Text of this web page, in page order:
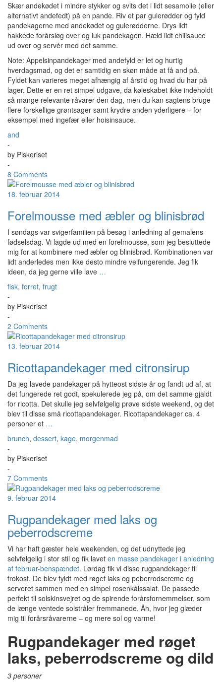
Skær andekødet i mindre stykker og svits det i lidt sesamolie (eller
alternativt andefedt) på en pande. Riv et par gulerødder og fyld
pandekagerne med andekødet og gulerødderne. Drys lidt
hakkede forårsløg over og luk pandekagen. Hæld lidt chilisauce
ud over og servér med det samme.
Note: Appelsinpandekager med andefyld er let og hurtig
hverdagsmad, og det er samtidig en skøn måde at få and på.
Fyldet kan varieres meget afhængig af årstid og hvad du har på
lager. Dette er en ret simpel udgave, da køleskabet ikke indeholdt
så mange relevante råvarer den dag, men du kan sagtens bruge
flere forskellige grøntsager samt krydre anden yderligere – for
eksempel med ingefær eller hoisinsauce.
and
-
by Piskeriset
-
8 Comments
18. februar 2014
Forelmousse med æbler og blinisbrød
I søndags var svigerfamilien på besøg i anledning af gemalens
fødselsdag. Vi lagde ud med en forelmousse, som jeg besluttede
mig for at kombinere med æbler og blinisbrød. Kombinationen var
lidt anderledes men ikke desto mindre velfungerende. Jeg fik
ideen, da jeg gerne ville lave …
fisk, forret, frugt
-
by Piskeriset
-
2 Comments
13. februar 2014
Ricottapandekager med citronsirup
Da jeg lavede pandekager på hytteost sidste år og fandt ud af, at
det fungerede ret godt, spekulerede jeg på, om det samme gjaldt
for ricotta. Det skulle jeg selvfølgelig prøve sidste weekend, og det
blev til disse små ricottapandekager. Ricottapandekager ca. 4
personer et …
brunch, dessert, kage, morgenmad
-
by Piskeriset
-
7 Comments
9. februar 2014
Rugpandekager med laks og
peberrodscreme
Vi har haft gæster hele weekenden, og det udnyttede jeg
selvfølgelig i stor stil og fik lavet en masse pandekager i anledning
af februar-benspændet. Lørdag fik vi disse rugpandekager til
frokost. De blev fyldt med røget laks og peberrodscreme og
serveret sammen med en simpel rosenkålssalat. De passede
perfekt til solskinsvejret og de spirende forårsfornemmelser, som
de længe ventede solstråler fremmanede. Åh, hvor jeg glæder
mig til forårsråvarerne – og mere sol og varme!
Rugpandekager med røget
laks, peberrodscreme og dild
3 personer